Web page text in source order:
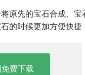
原先的宝石合成、
的时候更加方便快
费下载